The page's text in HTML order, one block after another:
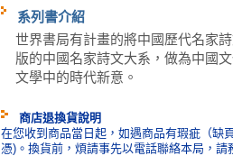
系列書介紹
世界書局有計畫的將中國歷代名家
版的中國名家詩文大系，做為中國
文學中的時代新意。
商店退換貨說明
在您收到商品當日起，如遇商品有瑕疵（缺
憑)。換貨前，煩請事先以電話聯絡本局，